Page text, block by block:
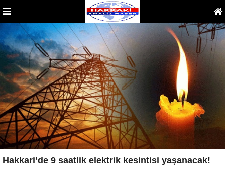
Hakkari’de 9 saatlik elektrik kesintisi yaşanacak!